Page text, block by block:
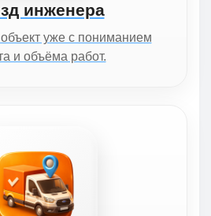
инженера
уже с пониманием
и объёма работ.